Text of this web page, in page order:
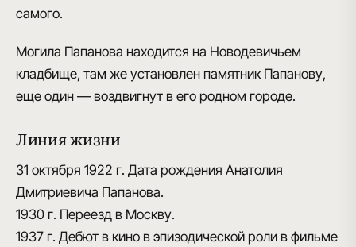
самого.
Могила Папанова находится на Новодевичьем
кладбище, там же установлен памятник Папанову,
еще один — воздвигнут в его родном городе.
Линия жизни
31 октября 1922 г. Дата рождения Анатолия
Дмитриевича Папанова.
1930 г. Переезд в Москву.
1937 г. Дебют в кино в эпизодической роли в фильме